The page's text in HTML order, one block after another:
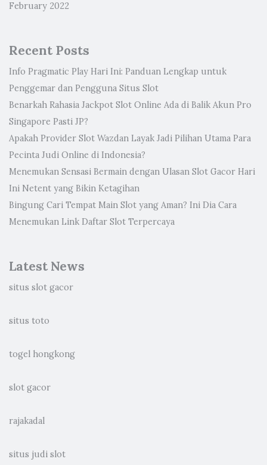
February 2022
Recent Posts
Info Pragmatic Play Hari Ini: Panduan Lengkap untuk
Penggemar dan Pengguna Situs Slot
Benarkah Rahasia Jackpot Slot Online Ada di Balik Akun Pro
Singapore Pasti JP?
Apakah Provider Slot Wazdan Layak Jadi Pilihan Utama Para
Pecinta Judi Online di Indonesia?
Menemukan Sensasi Bermain dengan Ulasan Slot Gacor Hari
Ini Netent yang Bikin Ketagihan
Bingung Cari Tempat Main Slot yang Aman? Ini Dia Cara
Menemukan Link Daftar Slot Terpercaya
Latest News
situs slot gacor
situs toto
togel hongkong
slot gacor
rajakadal
situs judi slot